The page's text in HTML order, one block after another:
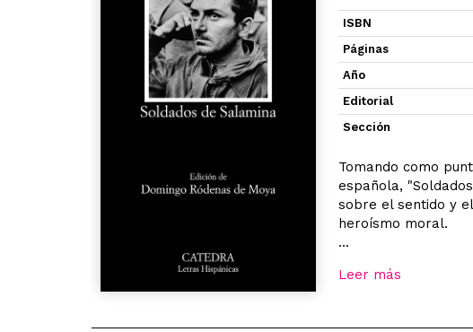
ISBN
Páginas
Año
Editorial
Sección
Tomando como
española,
sobre el sentido y
heroísmo moral.
...
Leer más